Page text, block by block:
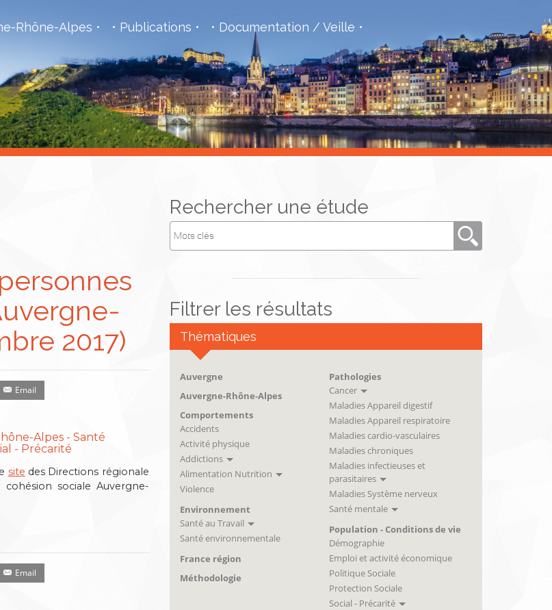
Rhône-Alpes Publications Documentation / Veille
Rechercher une étude
Filtrer les résultats
Thématiques
Auvergne
Auvergne-Rhône-Alpes
Comportements
Accidents
Activité physique
Addictions
Alimentation Nutrition
Violence
Environnement
Santé au Travail
Santé environnementale
France région
Méthodologie
Pathologies
Cancer
Maladies Appareil digestif
Maladies Appareil respiratoire
Maladies cardio-vasculaires
Maladies chroniques
Maladies infectieuses et
parasitaires
Maladies Système nerveux
Santé mentale
Population - Conditions de vie
Démographie
Emploi et activité économique
Politique Sociale
Protection Sociale
Social - Précarité
2017)
Email
Alpes
Santé
- Précarité
site des Directions régionale
sociale Auvergne-
Email